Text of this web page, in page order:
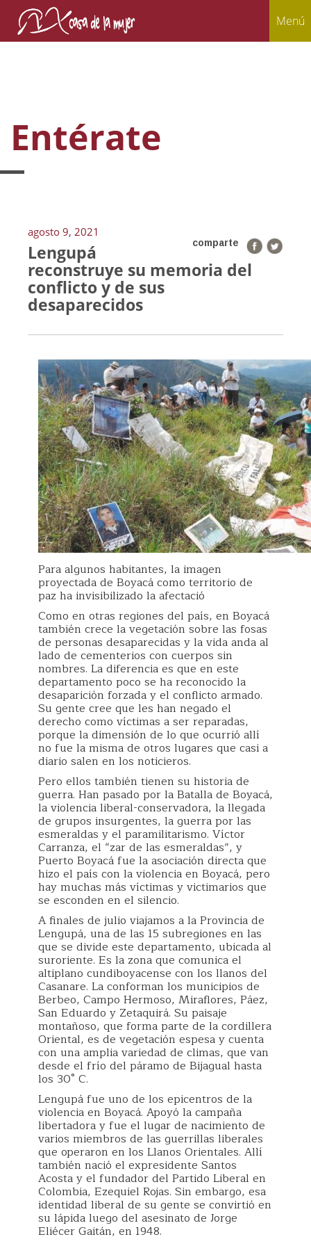
Menú
Entérate
agosto 9, 2021
comparte
Lengupá
reconstruye su memoria del
conflicto y de sus
desaparecidos
Para algunos habitantes, la imagen
proyectada de Boyacá como territorio de
paz ha invisibilizado la afectació
Como en otras regiones del país, en Boyacá
también crece la vegetación sobre las fosas
de personas desaparecidas y la vida anda al
lado de cementerios con cuerpos sin
nombres. La diferencia es que en este
departamento poco se ha reconocido la
desaparición forzada y el conflicto armado.
Su gente cree que les han negado el
derecho como víctimas a ser reparadas,
porque la dimensión de lo que ocurrió allí
no fue la misma de otros lugares que casi a
diario salen en los noticieros.
Pero ellos también tienen su historia de
guerra. Han pasado por la Batalla de Boyacá,
la violencia liberal-conservadora, la llegada
de grupos insurgentes, la guerra por las
esmeraldas y el paramilitarismo. Víctor
Carranza, el “zar de las esmeraldas”, y
Puerto Boyacá fue la asociación directa que
hizo el país con la violencia en Boyacá, pero
hay muchas más víctimas y victimarios que
se esconden en el silencio.
A finales de julio viajamos a la Provincia de
Lengupá, una de las 15 subregiones en las
que se divide este departamento, ubicada al
suroriente. Es la zona que comunica el
altiplano cundiboyacense con los llanos del
Casanare. La conforman los municipios de
Berbeo, Campo Hermoso, Miraflores, Páez,
San Eduardo y Zetaquirá. Su paisaje
montañoso, que forma parte de la cordillera
Oriental, es de vegetación espesa y cuenta
con una amplia variedad de climas, que van
desde el frío del páramo de Bijagual hasta
los 30° C.
Lengupá fue uno de los epicentros de la
violencia en Boyacá. Apoyó la campaña
libertadora y fue el lugar de nacimiento de
varios miembros de las guerrillas liberales
que operaron en los Llanos Orientales. Allí
también nació el expresidente Santos
Acosta y el fundador del Partido Liberal en
Colombia, Ezequiel Rojas. Sin embargo, esa
identidad liberal de su gente se convirtió en
su lápida luego del asesinato de Jorge
Eliécer Gaitán, en 1948.